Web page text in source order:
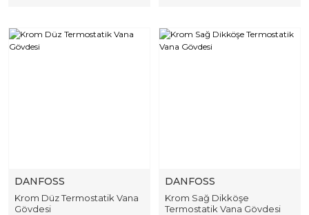
DANFOSS
Krom Düz Termostatik Vana
Gövdesi
DANFOSS
Krom Sağ Dikköşe
Termostatik Vana Gövdesi